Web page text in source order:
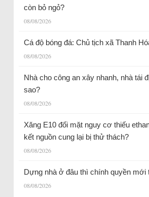
còn bỏ ngỏ?
08/08/2026
Cá độ bóng đá: Chủ tịch xã Thanh
08/08/2026
Nhà cho công an xây nhanh, nhà tái
sao?
08/08/2026
Xăng E10 đối mặt nguy cơ thiếu
kết nguồn cung lại bị thử thách?
08/08/2026
Dựng nhà ở đâu thì chính quyền mới
08/08/2026